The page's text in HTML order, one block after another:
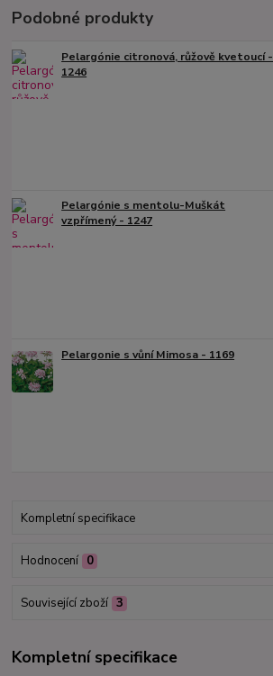
Podobné produkty
Pelargónie citronová, růžově kvetoucí -
1246
Pelargónie s mentolu-Muškát
vzpřímený - 1247
Pelargonie s vůní Mimosa - 1169
Kompletní specifikace
Hodnocení 0
Související zboží 3
Kompletní specifikace